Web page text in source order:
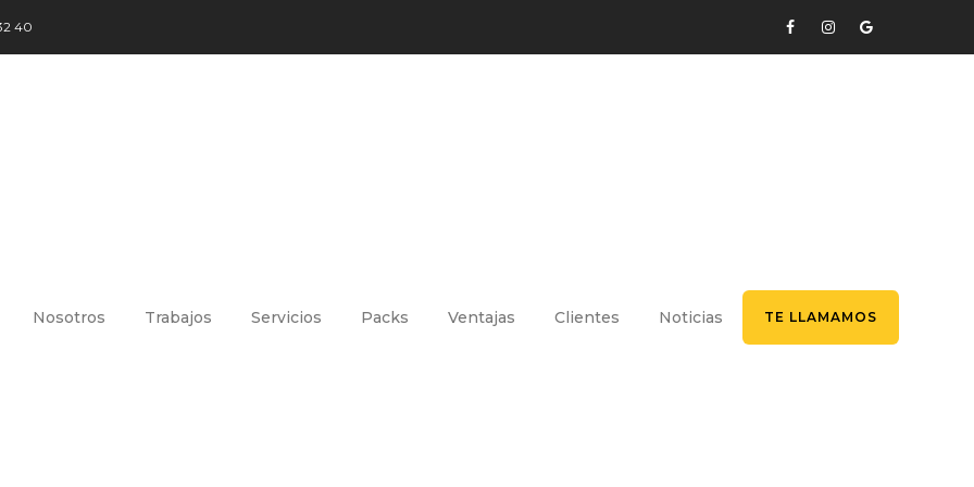
40
Nosotros Trabajos Servicios Packs Ventajas Clientes Noticias TE LLAMAMOS